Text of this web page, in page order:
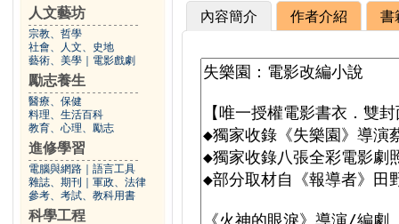
人文藝坊
宗教、哲學
社會、人文、史地
藝術、美學
電影戲劇
勵志養生
醫療、保健
料理、生活百科
教育、心理、勵志
進修學習
電腦與網路
語言工具
雜誌、期刊
軍政、法律
參考、考試、教科用書
科學工程
內容簡介 作者介紹 書